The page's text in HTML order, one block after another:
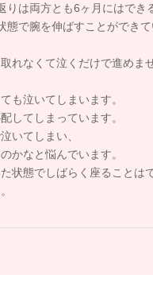
は両方とも6ヶ月にはでき
態で腕を伸ばすことができ
れなくて泣くだけで進めま
も泣いてしまいます。
してしまっています。
いてしまい、
かなと悩んでいます。
状態でしばらく座ることは